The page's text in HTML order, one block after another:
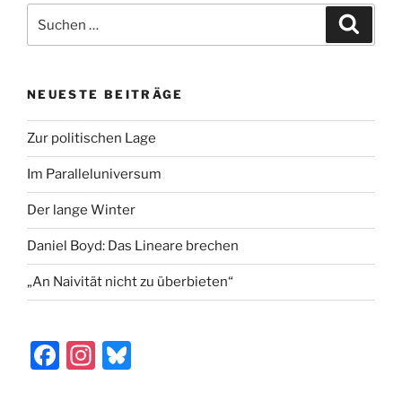
rettete“
e
b
o
k
o
d
n
l
n
nach:
NEUESTE BEITRÄGE
Zur politischen Lage
Im Paralleluniversum
Der lange Winter
Daniel Boyd: Das Lineare brechen
„An Naivität nicht zu überbieten“
F
In